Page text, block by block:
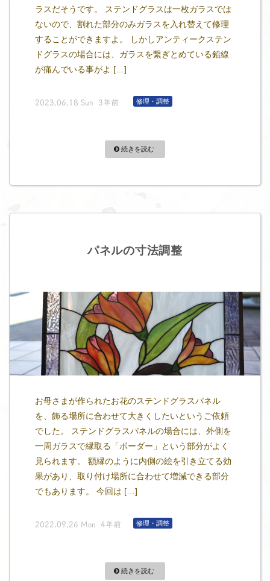
ラスだそうです。 ステンドグラスは一枚ガラスでは
ないので、割れた部分のみガラスを入れ替えて修理
することができますよ。 しかしアンティークステン
ドグラスの場合には、ガラスを繋ぎとめている鉛線
が痛んでいる事がよ […]
2023.06.18 Sun 3年前 修理・調整
続きを読む
パネルの寸法調整
お母さまが作られたお花のステンドグラスパネル
を、飾る場所に合わせて大きくしたいというご依頼
でした。 ステンドグラスパネルの場合には、外側を
一周ガラスで縁取る「ボーダー」という部分がよく
見られます。 額縁のように内側の絵を引き立てる効
果があり、取り付け場所に合わせて増減できる部分
でもあります。 今回は […]
2022.09.26 Mon 4年前 修理・調整
続きを読む